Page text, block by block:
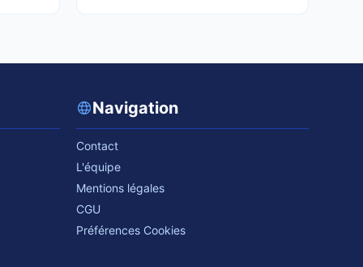
Navigation
Contact
L'équipe
Mentions légales
CGU
Préférences Cookies